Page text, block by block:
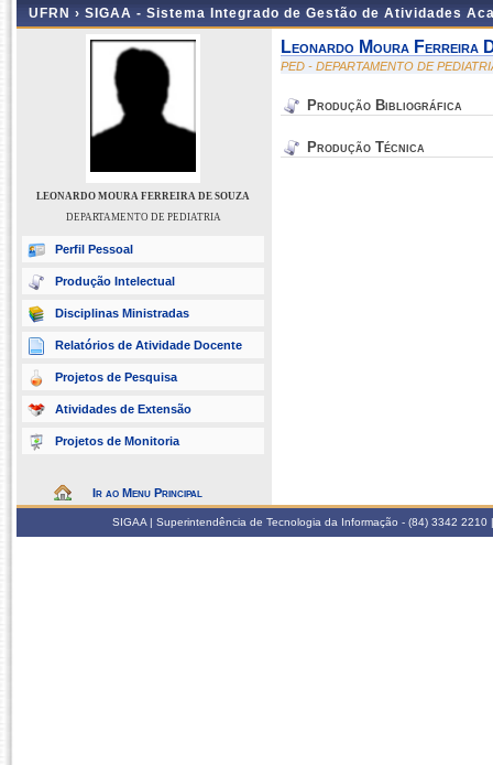
UFRN › SIGAA - Sistema Integrado de Gestão de Atividades
LEONARDO MOURA FERREIRA DE SOUZA
DEPARTAMENTO DE PEDIATRIA
Perfil Pessoal
Produção Intelectual
Disciplinas Ministradas
Relatórios de Atividade Docente
Projetos de Pesquisa
Atividades de Extensão
Projetos de Monitoria
Ir ao Menu Principal
Leonardo Moura Ferreira
PED - DEPARTAMENTO DE
Produção Bibliográfica
Produção Técnica
SIGAA | Superintendência de Tecnologia da Informação - (84) 3342